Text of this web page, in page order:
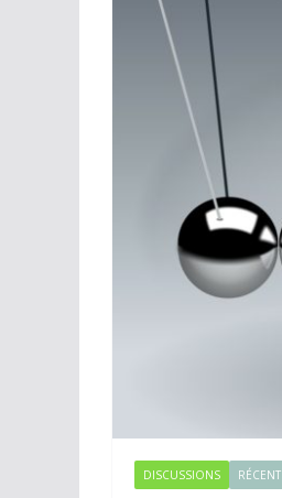
DISCUSSIONS RÉCENT